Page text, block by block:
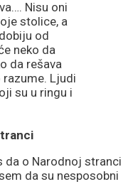
Nisu oni
stolice, a
od
neko da
da rešava
Ljudi
su u ringu i
da o Narodnoj stranci
da su nesposobni